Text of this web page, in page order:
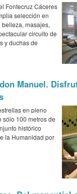
Fontecruz Cáceres
selección en
masajes,
circuito de
y duchas de
Manuel.
en pleno
sólo 100 metros de
histórico
la Humanidad por